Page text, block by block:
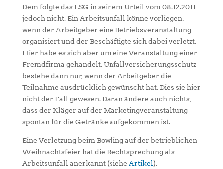
Dem folgte das LSG in seinem Urteil vom 08.12.2011
jedoch nicht. Ein Arbeitsunfall könne vorliegen,
wenn der Arbeitgeber eine Betriebsveranstaltung
organisiert und der Beschäftigte sich dabei verletzt.
Hier habe es sich aber um eine Veranstaltung einer
Fremdfirma gehandelt. Unfallversicherungsschutz
bestehe dann nur, wenn der Arbeitgeber die
Teilnahme ausdrücklich gewünscht hat. Dies sie hier
nicht der Fall gewesen. Daran ändere auch nichts,
dass der Kläger auf der Marketingveranstaltung
spontan für die Getränke aufgekommen ist.
Eine Verletzung beim Bowling auf der betrieblichen
Weihnachtsfeier hat die Rechtsprechung als
Arbeitsunfall anerkannt (siehe Artikel).